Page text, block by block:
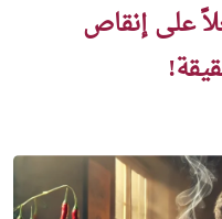
على إنقاص